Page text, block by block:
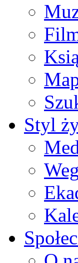
Styl